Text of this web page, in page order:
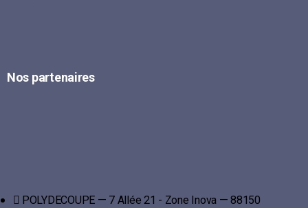
Nos partenaires
POLYDECOUPE — 7 Allée 21 - Zone Inova — 88150